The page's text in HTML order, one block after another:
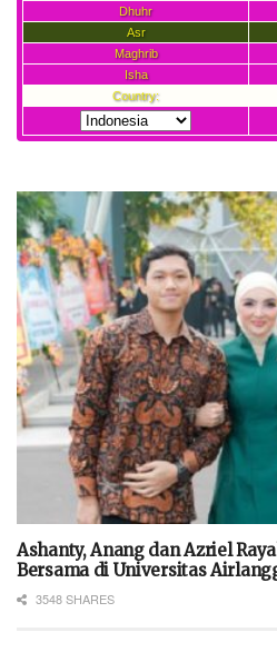
Ashanty, Anang dan Azriel
Bersama di Universitas
3548 SHARES